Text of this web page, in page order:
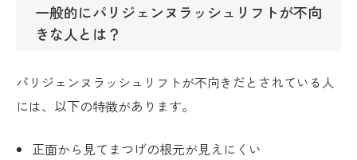
一般的にパリジェンヌラッシュリフトが不向
きな人とは？
パリジェンヌラッシュリフトが不向きだとされている人
には、以下の特徴があります。
正面から見てまつげの根元が見えにくい